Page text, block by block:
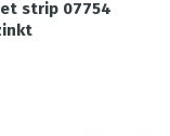
strip 07754